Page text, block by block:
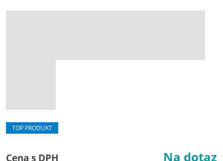
TOP PRODUKT
Cena s DPH Na dotaz